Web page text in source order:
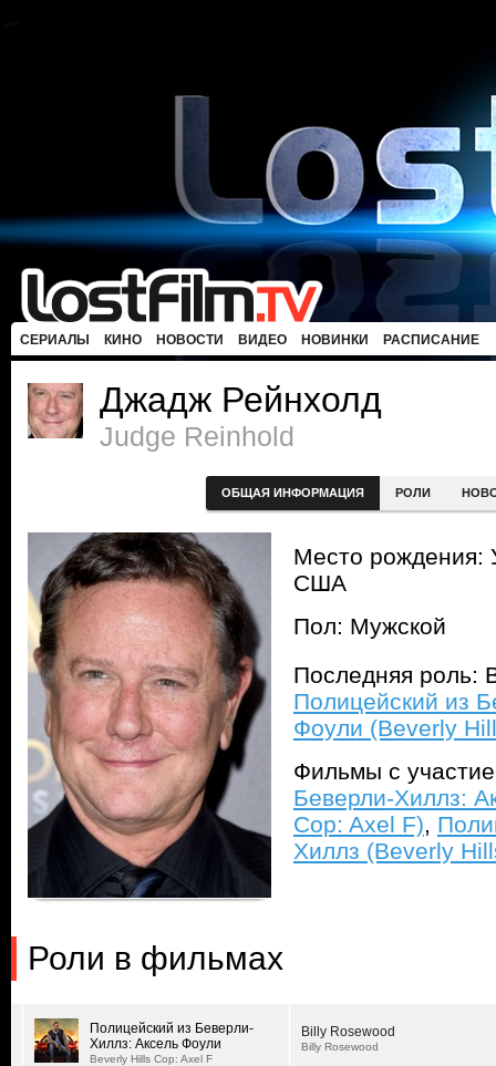
СЕРИАЛЫ КИНО НОВОСТИ ВИДЕО НОВИНКИ РАСПИСАНИЕ
Джадж Рейнхолд
Judge Reinhold
ОБЩАЯ ИНФОРМАЦИЯ РОЛИ
Место рождения:
США
Пол: Мужской
Последняя роль:
Полицейский из
Фоули (Beverly
Фильмы с
Беверли-Хиллз:
Cop: Axel F),
Хиллз (Beverly
Роли в фильмах
Полицейский из Беверли-
Хиллз: Аксель Фоули
Beverly Hills Cop: Axel F
Billy Rosewood
Billy Rosewood